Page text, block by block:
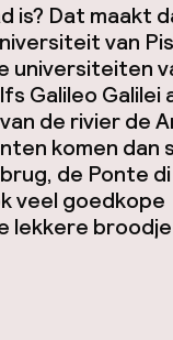
is? Dat maakt
van
universiteiten
Galileo Galilei
de rivier de
komen dan
de Ponte
veel goedkope
lekkere